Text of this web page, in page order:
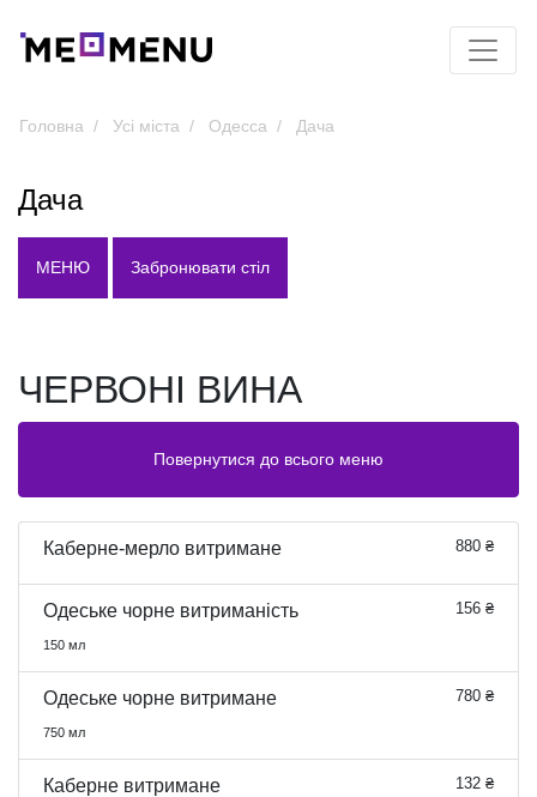
Головна Усі міста Одесса Дача
Дача
МЕНЮ Забронювати стіл
ЧЕРВОНІ ВИНА
Каберне-мерло витримане 880 ₴
Одеське чорне витриманість 156 ₴
150 мл
Одеське чорне витримане 780 ₴
750 мл
Каберне витримане 132 ₴
Повернутися до всього меню